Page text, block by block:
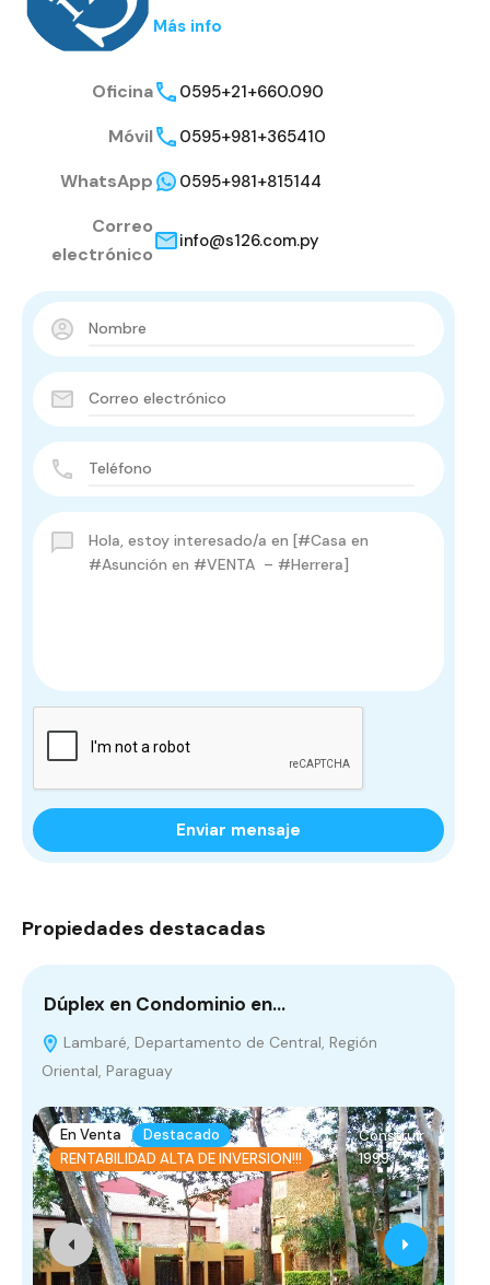
Más info
Oficina 0595+21+660.090
Móvil 0595+981+365410
WhatsApp 0595+981+815144
Correo
electrónico
info@s126.com.py
Enviar mensaje
Propiedades destacadas
Dúplex en Condominio en…
Lambaré, Departamento de Central, Región
Oriental, Paraguay
En Venta
Destacado
RENTABILIDAD ALTA DE INVERSION!!!
Construir
1999